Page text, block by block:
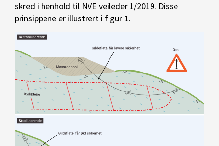
skred i henhold til NVE veileder 1/2019. Disse
prinsippene er illustrert i figur 1.